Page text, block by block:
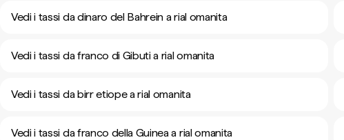
Vedi i tassi da dinaro del Bahrein a rial omanita
Vedi i tassi da franco di Gibuti a rial omanita
Vedi i tassi da birr etiope a rial omanita
Vedi i tassi da franco della Guinea a rial omanita